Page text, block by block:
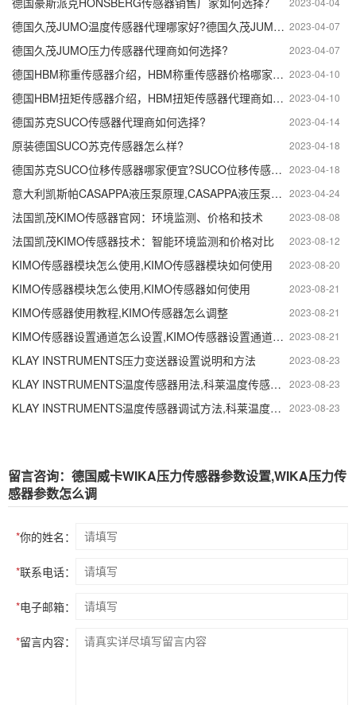
2023-04-07
德国久茂JUMO温度传感器代理哪家好?德国久茂JUMO温度传感器介绍
2023-04-07
德国久茂JUMO压力传感器代理商如何选择?
2023-04-10
德国HBM称重传感器介绍，HBM称重传感器价格哪家好？
2023-04-10
德国HBM扭矩传感器介绍，HBM扭矩传感器代理商如何选择?
2023-04-14
德国苏克SUCO传感器代理商如何选择?
2023-04-18
原装德国SUCO苏克传感器怎么样?
2023-04-18
德国苏克SUCO位移传感器哪家便宜?SUCO位移传感器工作原理。
2023-04-24
意大利凯斯帕CASAPPA液压泵原理,CASAPPA液压泵参数怎么识别
2023-08-08
法国凯茂KIMO传感器官网：环境监测、价格和技术
2023-08-12
法国凯茂KIMO传感器技术：智能环境监测和价格对比
2023-08-20
KIMO传感器模块怎么使用,KIMO传感器模块如何使用
2023-08-21
KIMO传感器模块怎么使用,KIMO传感器如何使用
2023-08-21
KIMO传感器使用教程,KIMO传感器怎么调整
2023-08-21
KIMO传感器设置通道怎么设置,KIMO传感器设置通道有什么用
2023-08-23
KLAY INSTRUMENTS压力变送器设置说明和方法
2023-08-23
KLAY INSTRUMENTS温度传感器用法,科莱温度传感器使用说明书
2023-08-23
KLAY INSTRUMENTS温度传感器调试方法,科莱温度传感器如何调教
留言咨询：德国威卡WIKA压力传感器参数设置,WIKA压力传
感器参数怎么调
*你的姓名：
*联系电话：
*电子邮箱：
*留言内容：